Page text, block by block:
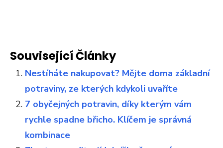
Související Články
Nestíháte nakupovat? Mějte doma základní
potraviny, ze kterých kdykoli uvaříte
7 obyčejných potravin, díky kterým vám
rychle spadne břicho. Klíčem je správná
kombinace